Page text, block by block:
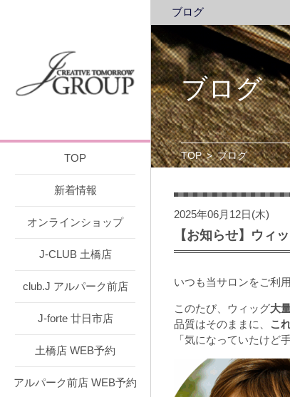
TOP
新着情報
オンラインショップ
J-CLUB 土橋店
club.J アルパーク前店
J-forte 廿日市店
土橋店 WEB予約
アルパーク前店 WEB予約
ブログ
ブログ
TOP>ブログ
2025年06月12日(木)
【お知らせ】ウィ
いつも当サロンをご利
このたび、ウィッグ大
品質はそのままに、 こ
「気になっていたけど